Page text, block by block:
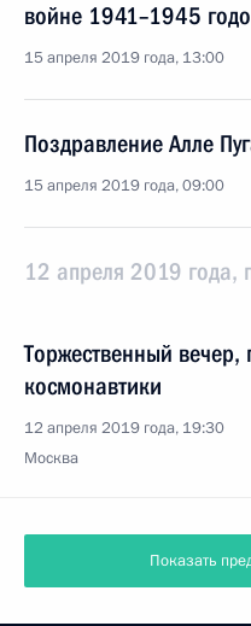
войне 1941–1945
15 апреля 2019 года, 13:00
Поздравление Алле
15 апреля 2019 года, 09:00
12 апреля 2019 года,
Торжественный
космонавтики
12 апреля 2019 года, 19:30
Москва
Показать